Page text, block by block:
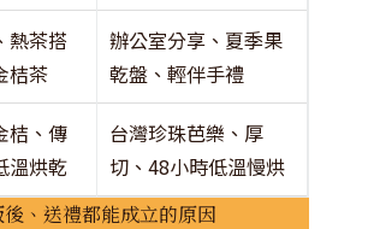
熱茶搭
桔茶
辦公室分享、夏季果
乾盤、輕伴手禮
桔、傳
溫烘乾
台灣珍珠芭樂、厚
切、48小時低溫慢烘
、送禮都能成立的原因